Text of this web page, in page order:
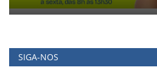
SIGA-NOS